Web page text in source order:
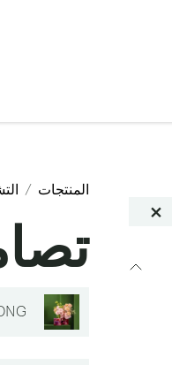
المنتجات